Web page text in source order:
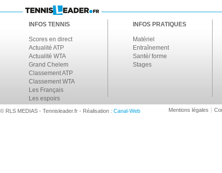
INFOS TENNIS
Scores en direct
Actualité ATP
Actualité WTA
Grand Chelem
Classement ATP
Classement WTA
Les Français
Les espoirs
INFOS PRATIQUES
Matériel
Entraînement
Santé/ forme
Stages
© RLS MEDIAS - Tennisleader.fr - Réalisation : Canal-Web Mentions légales